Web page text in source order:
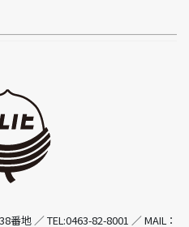
地 ／ TEL:0463-82-8001 ／ MAIL：